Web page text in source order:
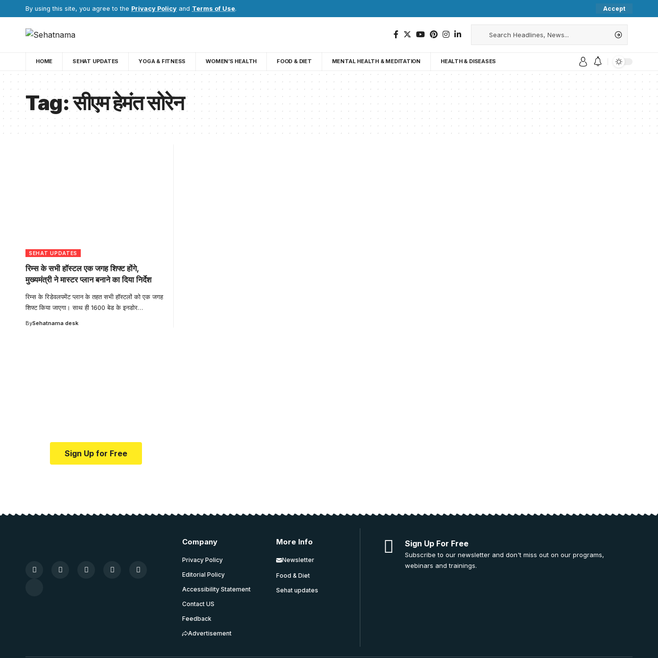
By using this site, you agree to the Privacy Policy and Terms of Use. Accept
HOME SEHAT UPDATES YOGA & FITNESS WOMEN’S HEALTH FOOD & DIET MENTAL HEALTH & MEDITATION HEALTH & DISEASES
Tag:सीएम हेमंत सोरेन
SEHAT UPDATES
रिम्स के सभी हॉस्टल एक जगह शिफ्ट होंगे,
मुख्यमंत्री ने मास्टर प्लान बनाने का दिया निर्देश
रिम्स के रिडेवलपमेंट प्लान के तहत सभी हॉस्टलों को एक जगह
शिफ्ट किया जाएगा। साथ ही 1600 बेड के इनडोर…
BySehatnama desk
Sign Up for Free
Company
Privacy Policy
Editorial Policy
Accessibility Statement
Contact US
Feedback
Advertisement
More Info
Newsletter
Food & Diet
Sehat updates
Sign Up For Free
Subscribe to our newsletter and don't miss out on our programs,
webinars and trainings.